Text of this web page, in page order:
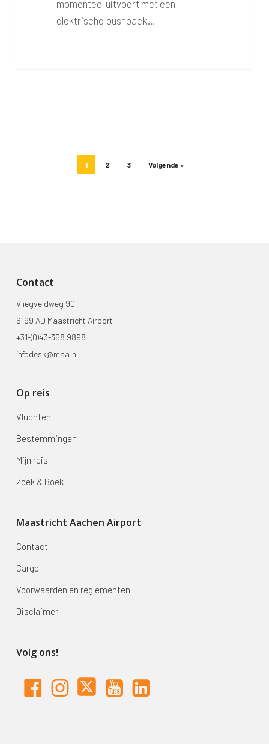
momenteel uitvoert met een
elektrische pushback…
1 2 3 Volgende »
Contact
Vliegveldweg 90
6199 AD Maastricht Airport
+31-(0)43-358 9898
infodesk@maa.nl
Op reis
Vluchten
Bestemmingen
Mijn reis
Zoek & Boek
Maastricht Aachen Airport
Contact
Cargo
Voorwaarden en reglementen
Disclaimer
Volg ons!